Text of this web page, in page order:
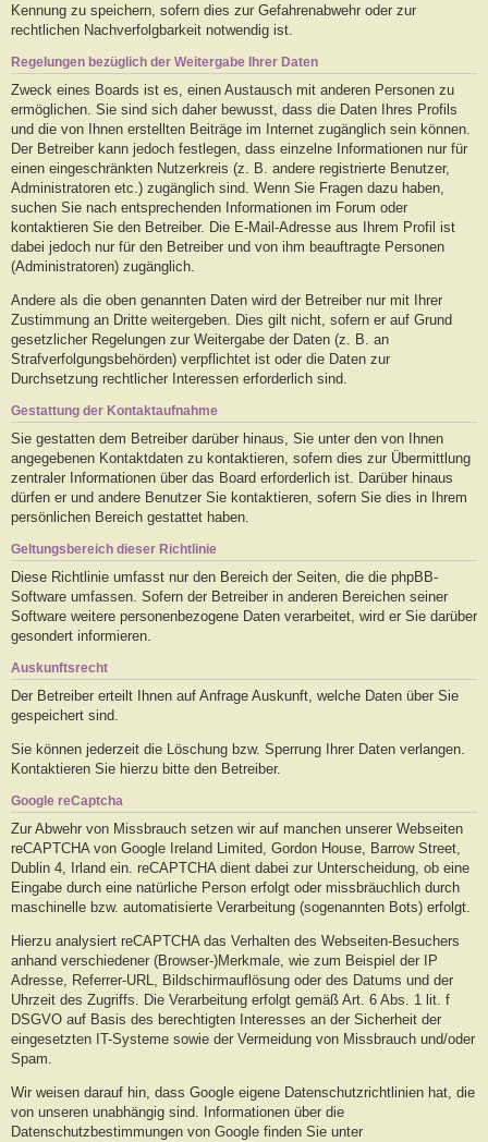
Kennung zu speichern, sofern dies zur Gefahrenabwehr oder zur
rechtlichen Nachverfolgbarkeit notwendig ist.
Regelungen bezüglich der Weitergabe Ihrer Daten
Zweck eines Boards ist es, einen Austausch mit anderen Personen zu
ermöglichen. Sie sind sich daher bewusst, dass die Daten Ihres Profils
und die von Ihnen erstellten Beiträge im Internet zugänglich sein können.
Der Betreiber kann jedoch festlegen, dass einzelne Informationen nur für
einen eingeschränkten Nutzerkreis (z. B. andere registrierte Benutzer,
Administratoren etc.) zugänglich sind. Wenn Sie Fragen dazu haben,
suchen Sie nach entsprechenden Informationen im Forum oder
kontaktieren Sie den Betreiber. Die E-Mail-Adresse aus Ihrem Profil ist
dabei jedoch nur für den Betreiber und von ihm beauftragte Personen
(Administratoren) zugänglich.
Andere als die oben genannten Daten wird der Betreiber nur mit Ihrer
Zustimmung an Dritte weitergeben. Dies gilt nicht, sofern er auf Grund
gesetzlicher Regelungen zur Weitergabe der Daten (z. B. an
Strafverfolgungsbehörden) verpflichtet ist oder die Daten zur
Durchsetzung rechtlicher Interessen erforderlich sind.
Gestattung der Kontaktaufnahme
Sie gestatten dem Betreiber darüber hinaus, Sie unter den von Ihnen
angegebenen Kontaktdaten zu kontaktieren, sofern dies zur Übermittlung
zentraler Informationen über das Board erforderlich ist. Darüber hinaus
dürfen er und andere Benutzer Sie kontaktieren, sofern Sie dies in Ihrem
persönlichen Bereich gestattet haben.
Geltungsbereich dieser Richtlinie
Diese Richtlinie umfasst nur den Bereich der Seiten, die die phpBB-
Software umfassen. Sofern der Betreiber in anderen Bereichen seiner
Software weitere personenbezogene Daten verarbeitet, wird er Sie darüber
gesondert informieren.
Auskunftsrecht
Der Betreiber erteilt Ihnen auf Anfrage Auskunft, welche Daten über Sie
gespeichert sind.
Sie können jederzeit die Löschung bzw. Sperrung Ihrer Daten verlangen.
Kontaktieren Sie hierzu bitte den Betreiber.
Google reCaptcha
Zur Abwehr von Missbrauch setzen wir auf manchen unserer Webseiten
reCAPTCHA von Google Ireland Limited, Gordon House, Barrow Street,
Dublin 4, Irland ein. reCAPTCHA dient dabei zur Unterscheidung, ob eine
Eingabe durch eine natürliche Person erfolgt oder missbräuchlich durch
maschinelle bzw. automatisierte Verarbeitung (sogenannten Bots) erfolgt.
Hierzu analysiert reCAPTCHA das Verhalten des Webseiten-Besuchers
anhand verschiedener (Browser-)Merkmale, wie zum Beispiel der IP
Adresse, Referrer-URL, Bildschirmauflösung oder des Datums und der
Uhrzeit des Zugriffs. Die Verarbeitung erfolgt gemäß Art. 6 Abs. 1 lit. f
DSGVO auf Basis des berechtigten Interesses an der Sicherheit der
eingesetzten IT-Systeme sowie der Vermeidung von Missbrauch und/oder
Spam.
Wir weisen darauf hin, dass Google eigene Datenschutzrichtlinien hat, die
von unseren unabhängig sind. Informationen über die
Datenschutzbestimmungen von Google finden Sie unter